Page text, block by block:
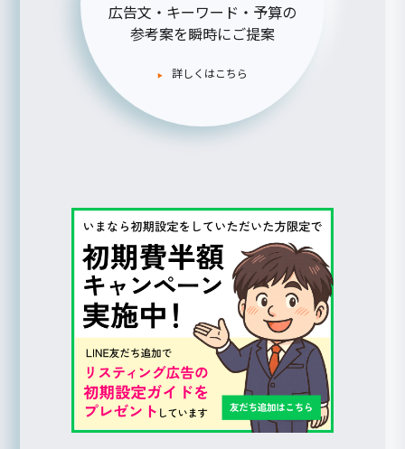
広告文・キーワード・予算の
参考案を瞬時にご提案
詳しくはこちら